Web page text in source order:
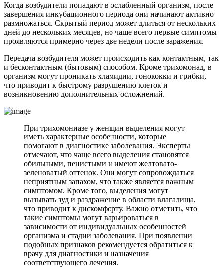
Когда возбудители попадают в ослабленный организм, после
завершения инкубационного периода они начинают активно
размножаться. Скрытый период может длиться от нескольких
дней до нескольких месяцев, но чаще всего первые симптомы
проявляются примерно через две недели после заражения.
Передача возбудителя может происходить как контактным, так
и бесконтактным (бытовым) способом. Кроме трихомонад, в
организм могут проникать хламидии, гонококки и грибки,
что приводит к быстрому разрушению клеток и
возникновению дополнительных осложнений.
При трихомониазе у женщин выделения могут
иметь характерные особенности, которые
помогают в диагностике заболевания. Эксперты
отмечают, что чаще всего выделения становятся
обильными, пенистыми и имеют желтовато-
зеленоватый оттенок. Они могут сопровождаться
неприятным запахом, что также является важным
симптомом. Кроме того, выделения могут
вызывать зуд и раздражение в области влагалища,
что приводит к дискомфорту. Важно отметить, что
такие симптомы могут варьироваться в
зависимости от индивидуальных особенностей
организма и стадии заболевания. При появлении
подобных признаков рекомендуется обратиться к
врачу для диагностики и назначения
соответствующего лечения.